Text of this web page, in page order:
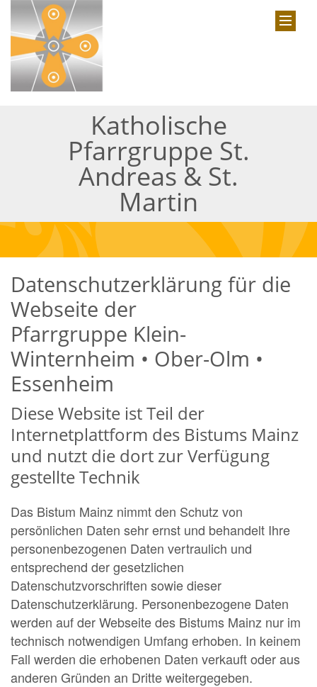
Katholische
Pfarrgruppe St.
Andreas & St.
Martin
Datenschutzerklärung für die
Webseite der
Pfarrgruppe Klein-
Winternheim • Ober-Olm •
Essenheim
Diese Website ist Teil der
Internetplattform des Bistums Mainz
und nutzt die dort zur Verfügung
gestellte Technik
Das Bistum Mainz nimmt den Schutz von
persönlichen Daten sehr ernst und behandelt Ihre
personenbezogenen Daten vertraulich und
entsprechend der gesetzlichen
Datenschutzvorschriften sowie dieser
Datenschutzerklärung. Personenbezogene Daten
werden auf der Webseite des Bistums Mainz nur im
technisch notwendigen Umfang erhoben. In keinem
Fall werden die erhobenen Daten verkauft oder aus
anderen Gründen an Dritte weitergegeben.